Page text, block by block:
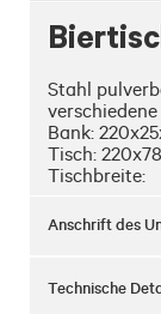
Stahl
Bank:
Tisch:
Tischbreite:
Anschrift des
Technische